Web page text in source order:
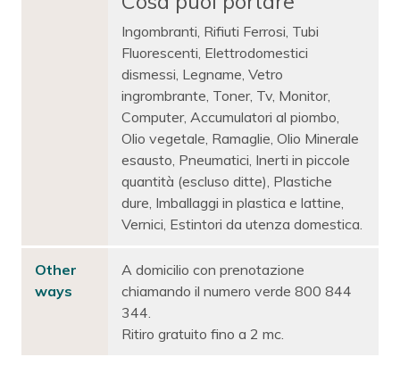
Ingombranti, Rifiuti Ferrosi, Tubi
Fluorescenti, Elettrodomestici
dismessi, Legname, Vetro
ingrombrante, Toner, Tv, Monitor,
Computer, Accumulatori al piombo,
Olio vegetale, Ramaglie, Olio Minerale
esausto, Pneumatici, Inerti in piccole
quantità (escluso ditte), Plastiche
dure, Imballaggi in plastica e lattine,
Vernici, Estintori da utenza domestica.
Other
ways
A domicilio con prenotazione
chiamando il numero verde 800 844
344.
Ritiro gratuito fino a 2 mc.